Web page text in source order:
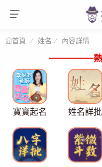
首頁 姓名 內容詳情
寶寶起名 姓名詳批